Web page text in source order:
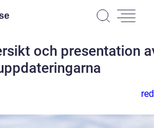
och presentation